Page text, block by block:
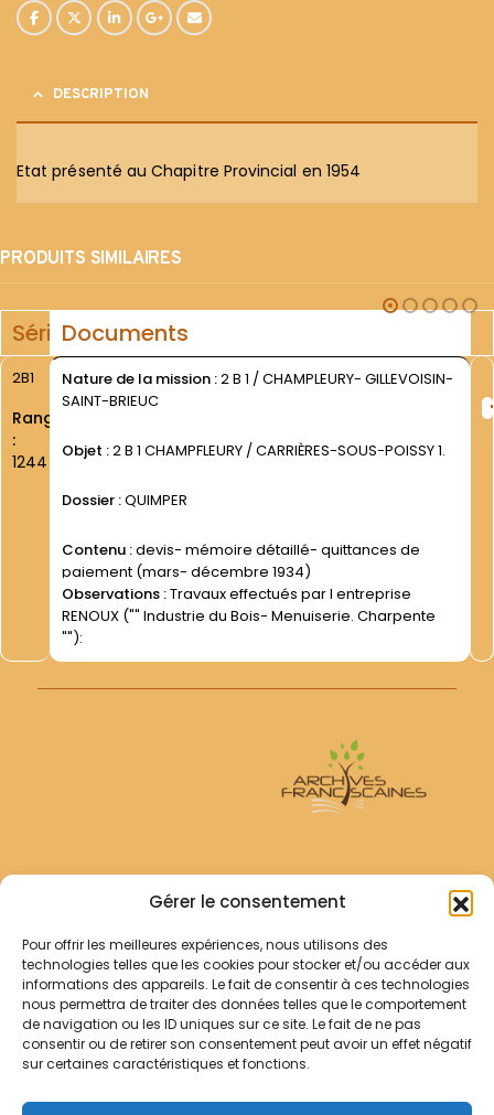
Gérer le consentement
Pour offrir les meilleures expériences, nous utilisons des
technologies telles que les cookies pour stocker et/ou accéder aux
informations des appareils. Le fait de consentir à ces technologies
nous permettra de traiter des données telles que le comportement
de navigation ou les ID uniques sur ce site. Le fait de ne pas
consentir ou de retirer son consentement peut avoir un effet négatif
sur certaines caractéristiques et fonctions.
DESCRIPTION
Etat présenté au Chapitre Provincial en 1954
PRODUITS SIMILAIRES
SérieDocuments
2B1
Rang
:
1244
Nature de la mission :2 B 1 / CHAMPLEURY- GILLEVOISIN-
SAINT-BRIEUC
Objet :2 B 1 CHAMPFLEURY / CARRIÈRES-SOUS-POISSY 1.
Dossier :QUIMPER
Contenu :devis- mémoire détaillé- quittances de
paiement (mars- décembre 1934)
Observations :Travaux effectués par l entreprise
RENOUX ("" Industrie du Bois- Menuiserie. Charpente
""):
Archives Franciscaines
RECHERCHER
Comment chercher ?
Les archives
Notre démarche
Contact